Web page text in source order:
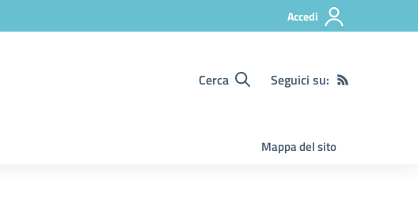
Accedi
Cerca Seguici su:
Mappa del sito